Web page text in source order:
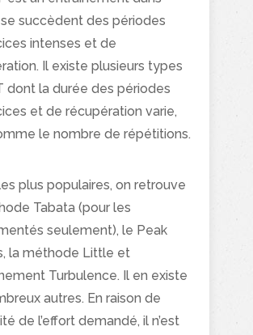
succèdent des périodes
intenses et de
Il existe plusieurs types
dont la durée des périodes
et de récupération varie,
le nombre de répétitions.
plus populaires, on retrouve
Tabata (pour les
seulement), le Peak
la méthode Little et
Turbulence. Il en existe
autres. En raison de
de l’effort demandé, il n’est